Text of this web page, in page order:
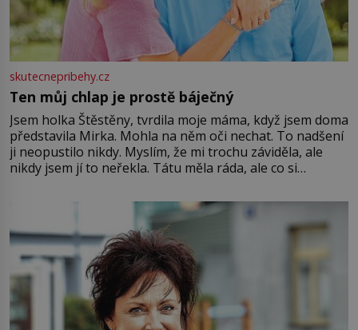
skutecnepribehy.cz
Ten můj chlap je prostě báječný
Jsem holka Štěstěny, tvrdila moje máma, když jsem doma
představila Mirka. Mohla na něm oči nechat. To nadšení
ji neopustilo nikdy. Myslím, že mi trochu záviděla, ale
nikdy jsem jí to neřekla. Tátu měla ráda, ale co si
Jsme spolu moc rádi Tehdy byla jiná doba, když